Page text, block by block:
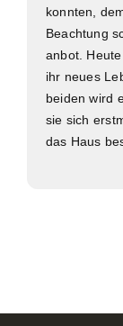
konnten,
Beachtung
anbot.
ihr neues
beiden wird
sie sich
das Haus